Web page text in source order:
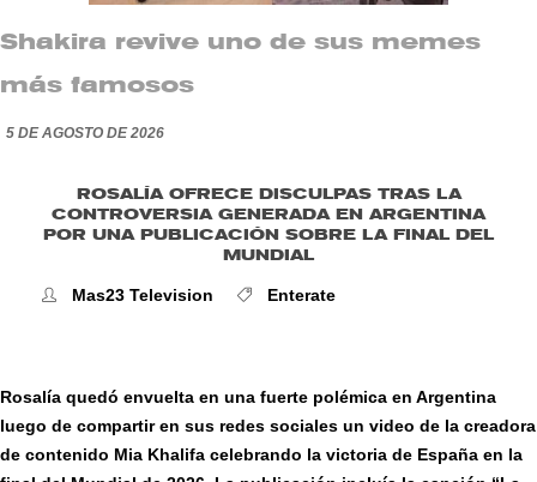
Shakira revive uno de sus memes
más famosos
5 DE AGOSTO DE 2026
ROSALÍA OFRECE DISCULPAS TRAS LA
CONTROVERSIA GENERADA EN ARGENTINA
POR UNA PUBLICACIÓN SOBRE LA FINAL DEL
MUNDIAL
Mas23 Television Enterate
Rosalía quedó envuelta en una fuerte polémica en Argentina
luego de compartir en sus redes sociales un video de la creadora
de contenido Mia Khalifa celebrando la victoria de España en la